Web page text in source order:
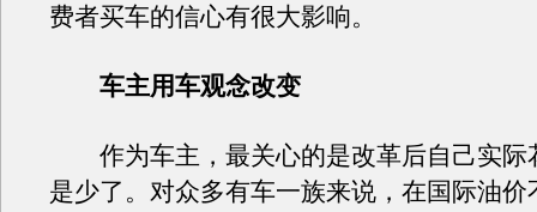
费者买车的信心有很大影响。
车主用车观念改变
作为车主，最关心的是改革后自己实际
是少了。对众多有车一族来说，在国际油价